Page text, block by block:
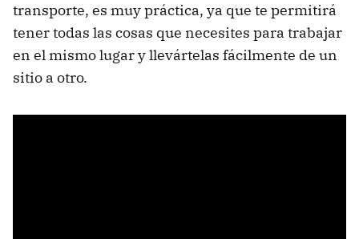
transporte, es muy práctica, ya que te permitirá
tener todas las cosas que necesites para trabajar
en el mismo lugar y llevártelas fácilmente de un
sitio a otro.